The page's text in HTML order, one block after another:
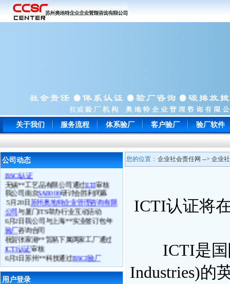
关于我们 服务流程 体系验厂 客户验厂 验厂软件
公司动态
常州**玩具通过ICTI认证
WRAP认证
苏州**鞋厂于顺利通过BSCI认证
宁波**电子以零问题的成绩一次性通
苏州**工贸顺利通过Target验厂
上海**贸易旗下多家LIDL工厂通过
BSCI认证
无锡**工艺品有限公司通过
我公司南京SA8000研讨会胜利闭幕
5月20日苏州奥地特企业管理咨询有限
公司与厦门ITS举办行业互动活动
6月2日我公司与上海**实业签订包年
验厂咨询合同
祝贺张家港**贸易下属两家工厂通过
ICTI认证审核
6月3日苏州**科技通过
6月4日常熟**电子通过ICTI验厂
6.月5日张家港**鞋业司通过ETI验厂
6月4日镇江**体育用品厂
用户登录
您的位置： 企业社会责任网 --> 企业
ICTI认证将
ICTI是国际
Industries)的